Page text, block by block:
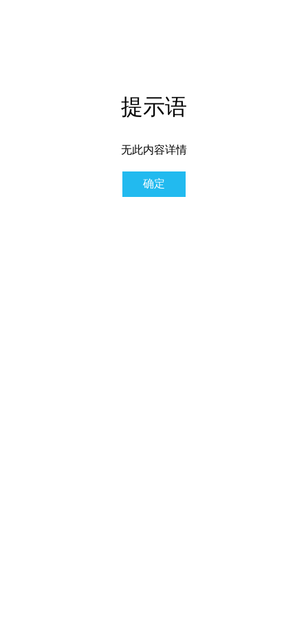
提示语
无此内容详情
确定